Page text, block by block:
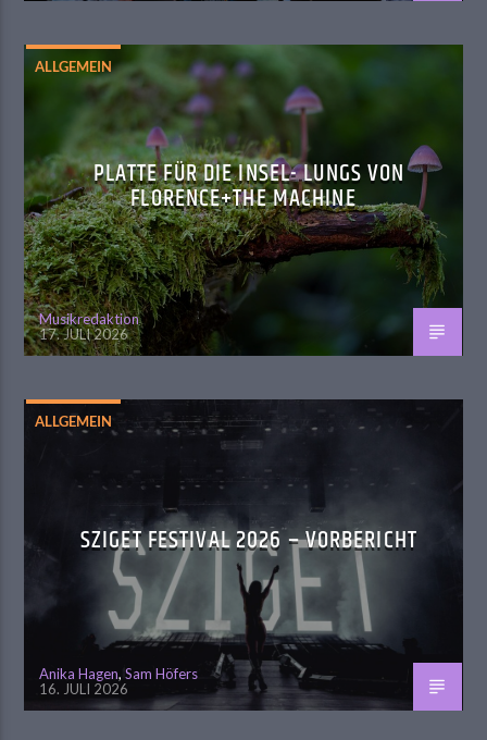
ALLGEMEIN
PLATTE FÜR DIE INSEL- LUNGS VON
FLORENCE+THE MACHINE
Musikredaktion
17. JULI 2026
ALLGEMEIN
SZIGET FESTIVAL 2026 – VORBERICHT
Anika Hagen,Sam Höfers
16. JULI 2026